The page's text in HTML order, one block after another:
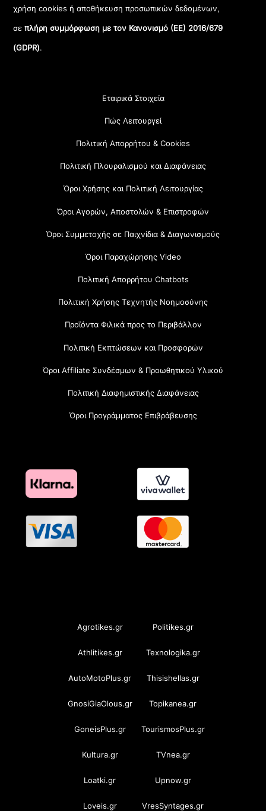
χρήση cookies ή αποθήκευση προσωπικών δεδομένων,
σεπλήρη συμμόρφωση με τον Κανονισμό (ΕΕ) 2016/679
(GDPR).
Εταιρικά Στοιχεία
Πώς Λειτουργεί
Πολιτική Απορρήτου & Cookies
Πολιτική Πλουραλισμού και Διαφάνειας
Όροι Χρήσης και Πολιτική Λειτουργίας
Όροι Αγορών, Αποστολών & Επιστροφών
Όροι Συμμετοχής σε Παιχνίδια & Διαγωνισμούς
Όροι Παραχώρησης Video
Πολιτική Απορρήτου Chatbots
Πολιτική Χρήσης Τεχνητής Νοημοσύνης
Προϊόντα Φιλικά προς το Περιβάλλον
Πολιτική Εκπτώσεων και Προσφορών
Όροι Affiliate Συνδέσμων & Προωθητικού Υλικού
Πολιτική Διαφημιστικής Διαφάνειας
Όροι Προγράμματος Επιβράβευσης
Agrotikes.gr Politikes.gr
Athlitikes.gr Texnologika.gr
AutoMotoPlus.gr Thisishellas.gr
GnosiGiaOlous.gr Topikanea.gr
GoneisPlus.gr TourismosPlus.gr
Kultura.gr TVnea.gr
Loatki.gr Upnow.gr
Loveis.gr VresSyntages.gr